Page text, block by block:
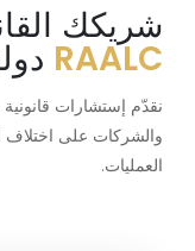
شريكك
RAALC
نقدّم إستشارات
والشركات على اختلاف
العمليات.